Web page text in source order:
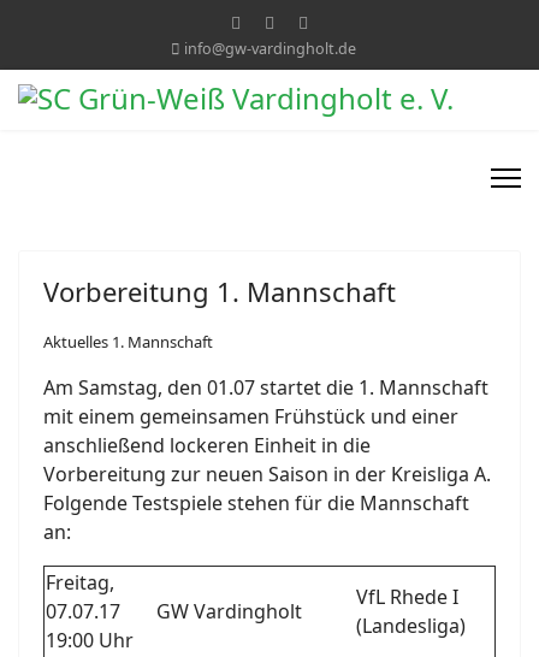
info@gw-vardingholt.de
Vorbereitung 1. Mannschaft
Aktuelles 1. Mannschaft
Am Samstag, den 01.07 startet die 1. Mannschaft
mit einem gemeinsamen Frühstück und einer
anschließend lockeren Einheit in die
Vorbereitung zur neuen Saison in der Kreisliga A.
Folgende Testspiele stehen für die Mannschaft
an:
Freitag,
07.07.17
19:00 Uhr
GW Vardingholt
VfL Rhede I
(Landesliga)